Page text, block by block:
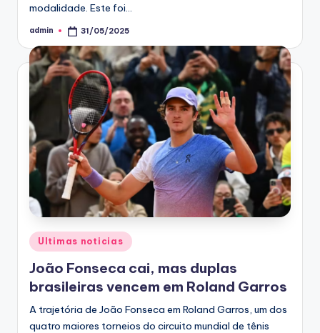
modalidade. Este foi…
Posted
admin 31/05/2025
Posted
in
Ultimas noticias
João Fonseca cai, mas duplas
brasileiras vencem em Roland Garros
A trajetória de João Fonseca em Roland Garros, um dos
quatro maiores torneios do circuito mundial de tênis